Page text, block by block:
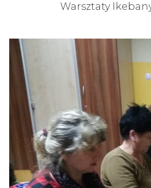
Warsztaty